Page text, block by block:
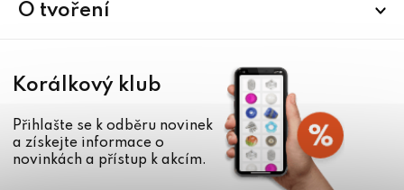
O tvoření
Korálkový klub
Přihlašte se k odběru novinek
a získejte informace o
novinkách a přístup k akcím.